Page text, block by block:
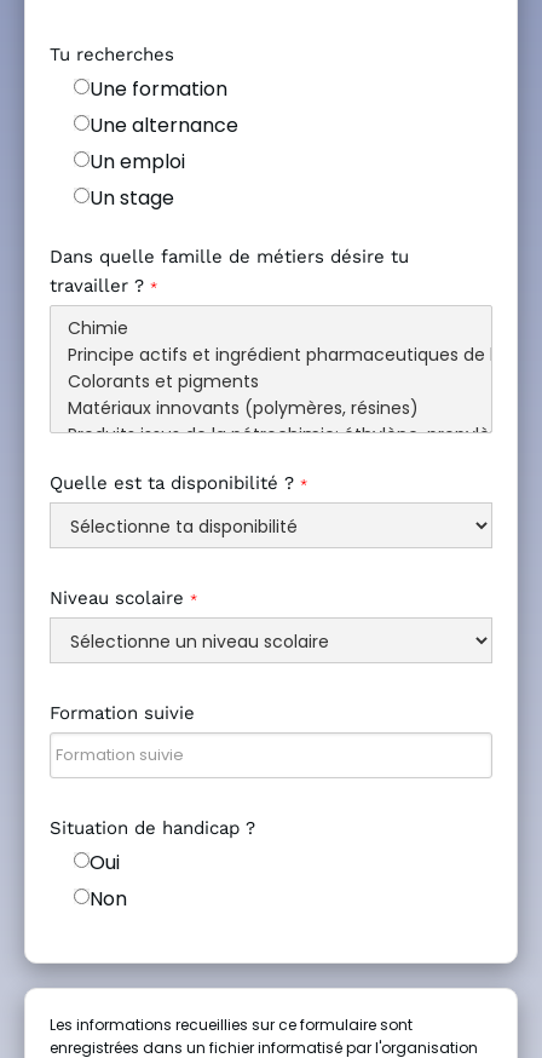
Tu recherches
Une formation
Une alternance
Un emploi
Un stage
Dans quelle famille de métiers désire tu
travailler ? *
Quelle est ta disponibilité ? *
Niveau scolaire *
Formation suivie
Situation de handicap ?
Oui
Non
Les informations recueillies sur ce formulaire sont
enregistrées dans un fichier informatisé par l'organisation